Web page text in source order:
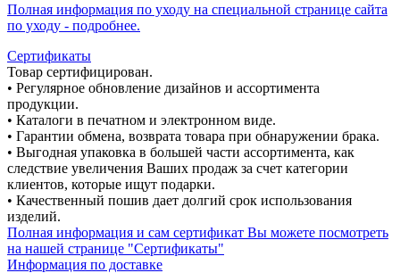
Полная информация по уходу на специальной странице сайта
по уходу - подробнее.
Сертификаты
Товар сертифицирован.
• Регулярное обновление дизайнов и ассортимента
продукции.
• Каталоги в печатном и электронном виде.
• Гарантии обмена, возврата товара при обнаружении брака.
• Выгодная упаковка в большей части ассортимента, как
следствие увеличения Ваших продаж за счет категории
клиентов, которые ищут подарки.
• Качественный пошив дает долгий срок использования
изделий.
Полная информация и сам сертификат Вы можете посмотреть
на нашей странице "Сертификаты"
Информация по доставке